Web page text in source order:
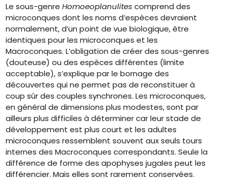
Le sous-genreHomoeoplanulites comprend des
microconques dont les noms d’espèces devraient
normalement, d’un point de vue biologique, être
identiques pour les microconques et les
Macroconques. L’obligation de créer des sous-genres
(douteuse) ou des espèces différentes (limite
acceptable), s’explique par le bornage des
découvertes qui ne permet pas de reconstituer à
coup sûr des couples synchrones. Les microconques,
en général de dimensions plus modestes, sont par
ailleurs plus difficiles à déterminer car leur stade de
développement est plus court et les adultes
microconques ressemblent souvent aux seuls tours
internes des Macroconques correspondants. Seule la
différence de forme des apophyses jugales peut les
différencier. Mais elles sont rarement conservées.